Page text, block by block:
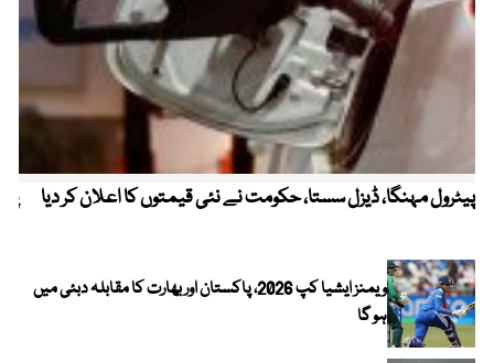
پیٹرول مہنگا، ڈیزل سستا، حکومت نے نئی قیمتوں کا اعلان کر دیا
ویمنز ایشیا کپ 2026، پاکستان اور بھارت کا مقابلہ دبئی میں
ہو گا